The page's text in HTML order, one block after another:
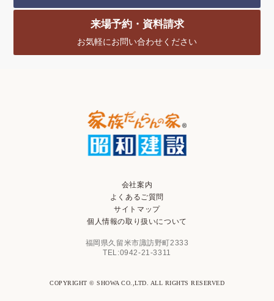
来場予約・資料請求
お気軽にお問い合わせください
会社案内
よくあるご質問
サイトマップ
個人情報の取り扱いについて
福岡県久留米市諏訪野町2333
TEL:0942-21-3311
COPYRIGHT © SHOWA CO.,LTD. ALL RIGHTS RESERVED